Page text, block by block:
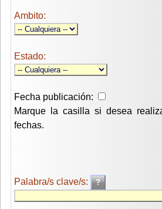
Ambito:
Estado:
Fecha publicación:
Marque la casilla si desea
fechas.
Palabra/s clave/s: